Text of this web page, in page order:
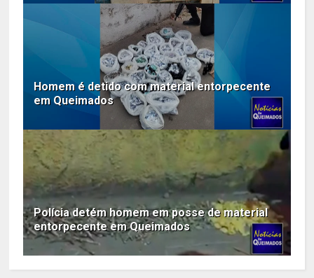
Homem é detido com material entorpecente
em Queimados
Polícia detém homem em posse de material
entorpecente em Queimados